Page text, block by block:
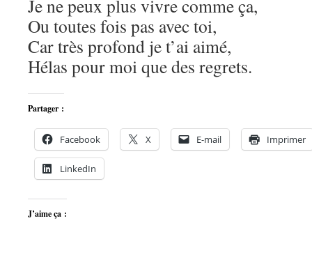
Je ne peux plus vivre comme ça,
Ou toutes fois pas avec toi,
Car très profond je t’ai aimé,
Hélas pour moi que des regrets.
Partager :
Facebook X E-mail Imprimer
LinkedIn
J’aime ça :